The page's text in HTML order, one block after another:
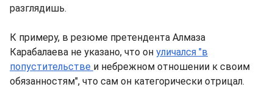
разглядишь.
К примеру, в резюме претендента Алмаза
Карабалаева не указано, что он уличался "в
попустительстве и небрежном отношении к своим
обязанностям", что сам он категорически отрицал.